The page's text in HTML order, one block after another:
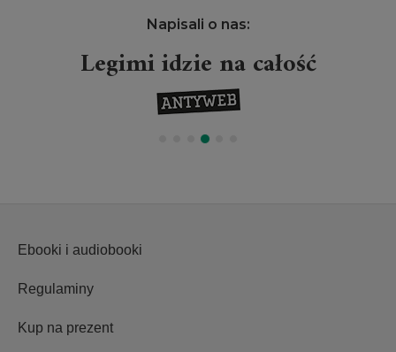
Napisali o nas:
Legimi idzie na całość
Ebooki i audiobooki
Regulaminy
Kup na prezent